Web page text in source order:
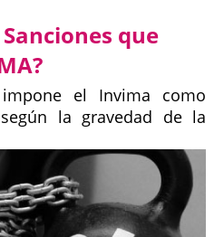
que
el Invima como
la gravedad de la